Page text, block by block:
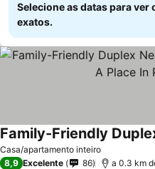
Selecione as datas para ver
exatos.
Casa/apartamento inteiro
Ver preços
8,9 Excelente 86 a 0.3 km